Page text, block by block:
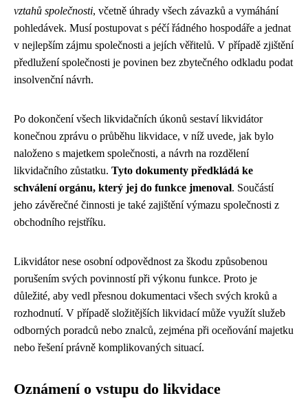
vztahů společnosti, včetně úhrady všech závazků a vymáhání
pohledávek. Musí postupovat s péčí řádného hospodáře a jednat
v nejlepším zájmu společnosti a jejích věřitelů. V případě zjištění
předlužení společnosti je povinen bez zbytečného odkladu podat
insolvenční návrh.
Po dokončení všech likvidačních úkonů sestaví likvidátor
konečnou zprávu o průběhu likvidace, v níž uvede, jak bylo
naloženo s majetkem společnosti, a návrh na rozdělení
likvidačního zůstatku. Tyto dokumenty předkládá ke
schválení orgánu, který jej do funkce jmenoval. Součástí
jeho závěrečné činnosti je také zajištění výmazu společnosti z
obchodního rejstříku.
Likvidátor nese osobní odpovědnost za škodu způsobenou
porušením svých povinností při výkonu funkce. Proto je
důležité, aby vedl přesnou dokumentaci všech svých kroků a
rozhodnutí. V případě složitějších likvidací může využít služeb
odborných poradců nebo znalců, zejména při oceňování majetku
nebo řešení právně komplikovaných situací.
Oznámení o vstupu do likvidace